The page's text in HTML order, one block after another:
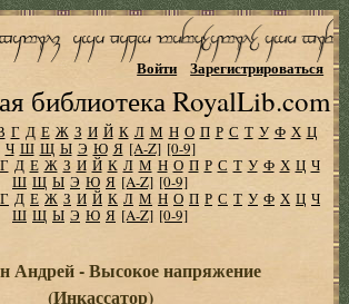
библиотека RoyalLib.com
Войти Зарегистрироваться
Г Д Е Ж З И Й К Л М Н О П Р С Т У Ф Х Ц
Ч Ш Щ Ы Э Ю Я [A-Z] [0-9]
Г Д Е Ж З И Й К Л М Н О П Р С Т У Ф Х Ц Ч
Ш Щ Ы Э Ю Я [A-Z] [0-9]
Г Д Е Ж З И Й К Л М Н О П Р С Т У Ф Х Ц Ч
Ш Щ Ы Э Ю Я [A-Z] [0-9]
Андрей - Высокое напряжение
(Инкассатор)